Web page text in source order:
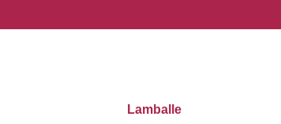
Lamballe